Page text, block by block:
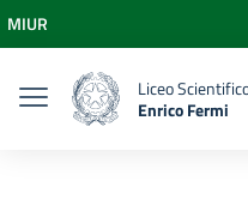
Vai al menu di
Vai al footer
MIUR
Liceo
Enrico Fermi